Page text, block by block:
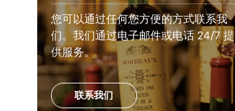
您可以通过任何您方便的方式联系我
们。我们通过电子邮件或电话 24/7 提
供服务。
联系我们